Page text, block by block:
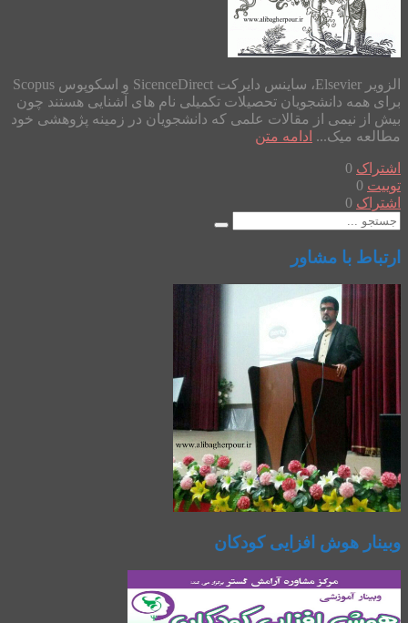
الزویر Elsevier، ساینس دایرکت SicenceDirect و اسکوپوس Scopus
برای همه دانشجویان تحصیلات تکمیلی نام های آشنایی هستند چون
بیش از نیمی از مقالات علمی که دانشجویان در زمینه پژوهشی خود
مطالعه میک... ادامه متن
اشتراک 0
توییت 0
اشتراک 0
ارتباط با مشاور
وبینار هوش افزایی کودکان